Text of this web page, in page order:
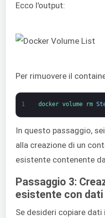
Ecco l'output:
Per rimuovere il
1 docker volume rm
In questo passaggio,
alla creazione di un
esistente contenente
Passaggio 3:
esistente con dati
Se desideri copiare dati